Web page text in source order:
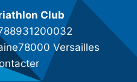
Club
Versailles